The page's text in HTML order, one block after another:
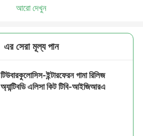
আরো দেখুন
এর সেরা মূল্য পান
টিউবারকুলোসিস-ইন্টারফেরন গামা রিলিজ
অ্যান্টিবডি এলিসা কিট টিবি-আইজিআরএ